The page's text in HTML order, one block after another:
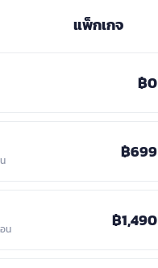
แพ็กเกจ
฿0
฿699
น ฿1,490